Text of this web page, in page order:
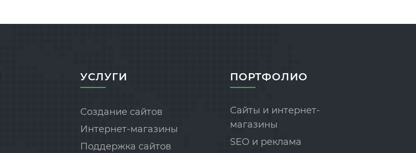
УСЛУГИ
Создание сайтов
Интернет-магазины
Поддержка сайтов
ПОРТФОЛИО
Сайты и интернет-
магазины
SEO и реклама